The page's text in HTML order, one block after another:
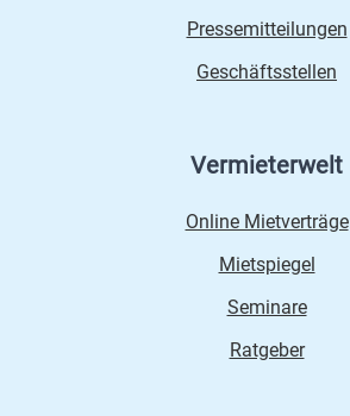
Pressemitteilungen
Geschäftsstellen
Vermieterwelt
Online Mietverträge
Mietspiegel
Seminare
Ratgeber